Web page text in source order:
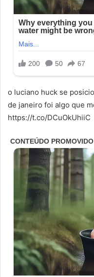
o luciano huck se
de janeiro foi algo que
https://t.co/DCuOkUhiiC